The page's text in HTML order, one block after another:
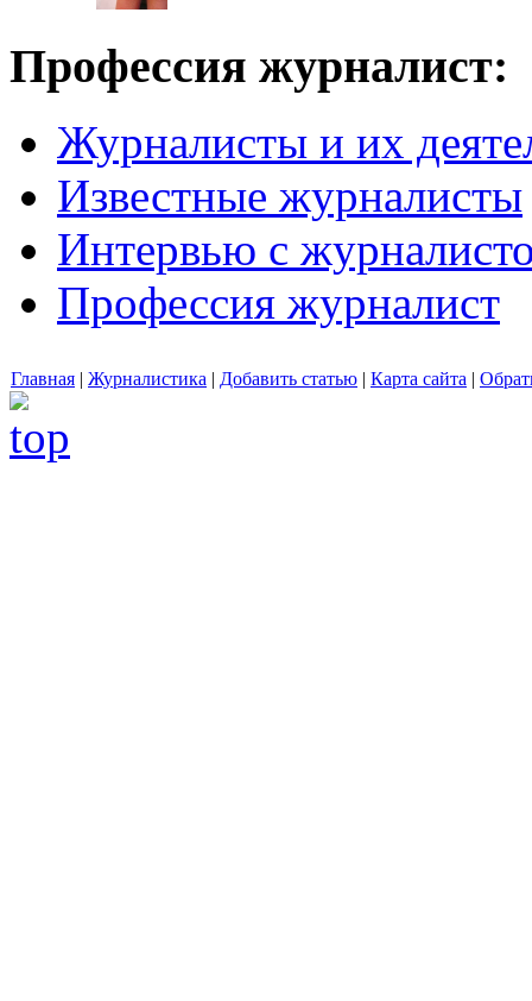
Профессия журналист:
Журналисты и их
Известные журналисты
Интервью с
Профессия журналист
Главная | Журналистика | Добавить статью | Карта сайта |